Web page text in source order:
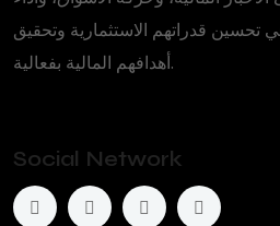
تحسين قدراتهم الاستثمارية وتحقيق
أهدافهم المالية بفعالية.
Social Network